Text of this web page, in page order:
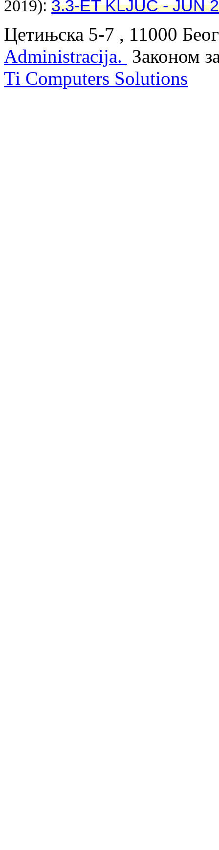
2019): 3.3-ET KLJUC - JUN
Цетињска 5-7 , 11000
Administracija. Законом
Ti Computers Solutions